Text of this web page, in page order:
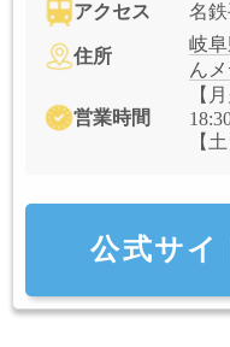
アクセス 名
住所
岐
ん
営業時間
【
【
公式サイ